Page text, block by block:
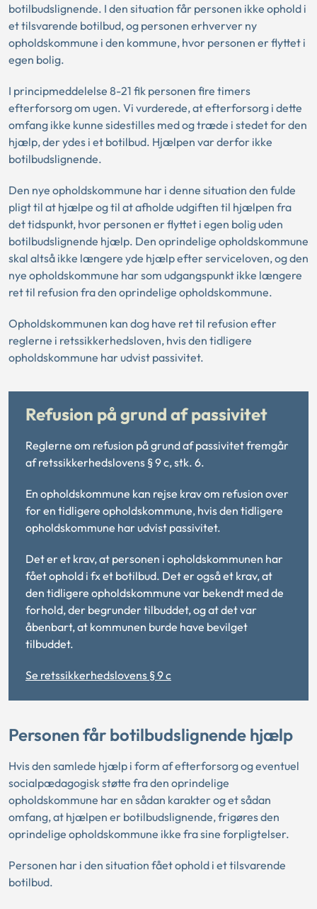
botilbudslignende. I den situation får personen ikke ophold i
et tilsvarende botilbud, og personen erhverver ny
opholdskommune i den kommune, hvor personen er flyttet i
egen bolig.
I principmeddelelse 8-21 fik personen fire timers
efterforsorg om ugen. Vi vurderede, at efterforsorg i dette
omfang ikke kunne sidestilles med og træde i stedet for den
hjælp, der ydes i et botilbud. Hjælpen var derfor ikke
botilbudslignende.
Den nye opholdskommune har i denne situation den fulde
pligt til at hjælpe og til at afholde udgiften til hjælpen fra
det tidspunkt, hvor personen er flyttet i egen bolig uden
botilbudslignende hjælp. Den oprindelige opholdskommune
skal altså ikke længere yde hjælp efter serviceloven, og den
nye opholdskommune har som udgangspunkt ikke længere
ret til refusion fra den oprindelige opholdskommune.
Opholdskommunen kan dog have ret til refusion efter
reglerne i retssikkerhedsloven, hvis den tidligere
opholdskommune har udvist passivitet.
Refusion på grund af passivitet
Reglerne om refusion på grund af passivitet fremgår
af retssikkerhedslovens § 9 c, stk. 6.
En opholdskommune kan rejse krav om refusion over
for en tidligere opholdskommune, hvis den tidligere
opholdskommune har udvist passivitet.
Det er et krav, at personen i opholdskommunen har
fået ophold i fx et botilbud. Det er også et krav, at
den tidligere opholdskommune var bekendt med de
forhold, der begrunder tilbuddet, og at det var
åbenbart, at kommunen burde have bevilget
tilbuddet.
Se retssikkerhedslovens § 9 c
Personen får botilbudslignende hjælp
Hvis den samlede hjælp i form af efterforsorg og eventuel
socialpædagogisk støtte fra den oprindelige
opholdskommune har en sådan karakter og et sådan
omfang, at hjælpen er botilbudslignende, frigøres den
oprindelige opholdskommune ikke fra sine forpligtelser.
Personen har i den situation fået ophold i et tilsvarende
botilbud.